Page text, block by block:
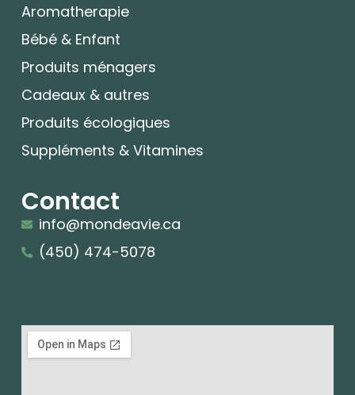
Aromatherapie
Bébé & Enfant
Produits ménagers
Cadeaux & autres
Produits écologiques
Suppléments & Vitamines
Contact
info@mondeavie.ca
(450) 474-5078